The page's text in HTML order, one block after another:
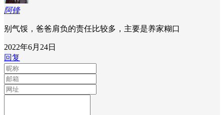
阿锋
别气馁，爸爸肩负的责任比较多，主要是养家糊口
2022年6月24日
回复